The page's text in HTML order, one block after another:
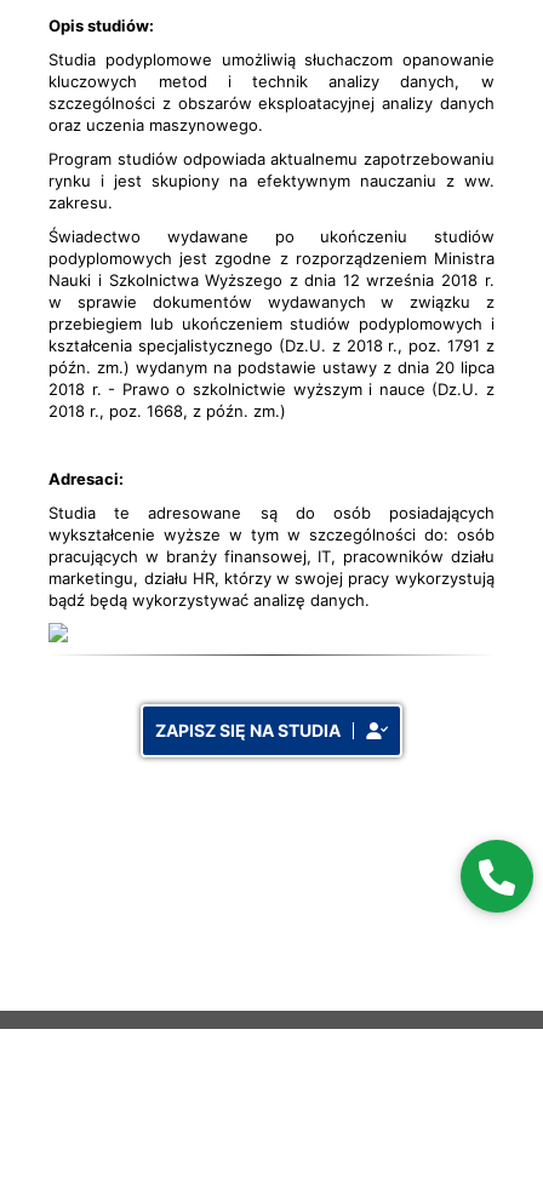
Opis studiów:
Studia podyplomowe umożliwią słuchaczom opanowanie
kluczowych metod i technik analizy danych, w
szczególności z obszarów eksploatacyjnej analizy danych
oraz uczenia maszynowego.
Program studiów odpowiada aktualnemu zapotrzebowaniu
rynku i jest skupiony na efektywnym nauczaniu z ww.
zakresu.
Świadectwo wydawane po ukończeniu studiów
podyplomowych jest zgodne z rozporządzeniem Ministra
Nauki i Szkolnictwa Wyższego z dnia 12 września 2018 r.
w sprawie dokumentów wydawanych w związku z
przebiegiem lub ukończeniem studiów podyplomowych i
kształcenia specjalistycznego (Dz.U. z 2018 r., poz. 1791 z
późn. zm.) wydanym na podstawie ustawy z dnia 20 lipca
2018 r. - Prawo o szkolnictwie wyższym i nauce (Dz.U. z
2018 r., poz. 1668, z późn. zm.)
Adresaci:
Studia te adresowane są do osób posiadających
wykształcenie wyższe w tym w szczególności do: osób
pracujących w branży finansowej, IT, pracowników działu
marketingu, działu HR, którzy w swojej pracy wykorzystują
bądź będą wykorzystywać analizę danych.
ZAPISZ SIĘ NA STUDIA